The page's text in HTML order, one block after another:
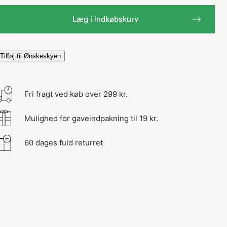
Læg i indkøbskurv
Tilføj til Ønskeskyen
Fri fragt ved køb over 299 kr.
Mulighed for gaveindpakning til 19 kr.
60 dages fuld returret